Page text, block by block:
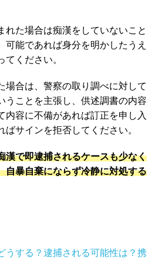
れた場合は痴漢をしていないこと
可能であれば身分を明かしたうえ
てください。
場合は、警察の取り調べに対して
うことを主張し、供述調書の内容
内容に不備があれば訂正を申し入
ばサインを拒否してください。
漢で即逮捕されるケースも少なく
自暴自棄にならず冷静に対処する
うする？逮捕される可能性は？携